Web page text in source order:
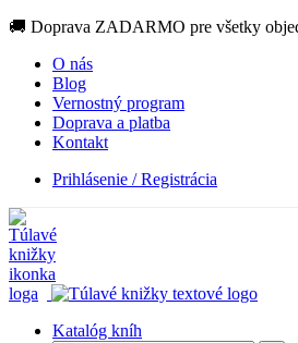
🚚 Doprava ZADARMO pre všetky
O nás
Blog
Vernostný program
Doprava a platba
Kontakt
Prihlásenie / Registrácia
Katalóg kníh